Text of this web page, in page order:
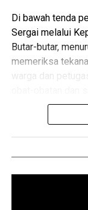
Bagikan ke
WhatsApp
Di bawah tenda
Sergai melalui
Butar-butar,
memeriksa
warga dan
berjalan optimal
Manajer PLN
lampu